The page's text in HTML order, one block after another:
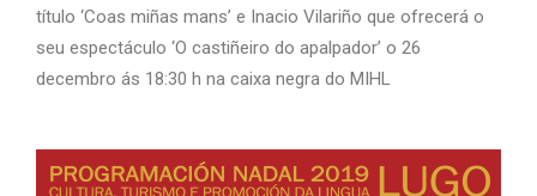
título ‘Coas miñas mans’ e Inacio Vilariño que ofrecerá o
seu espectáculo ‘O castiñeiro do apalpador’ o 26
decembro ás 18:30 h na caixa negra do MIHL